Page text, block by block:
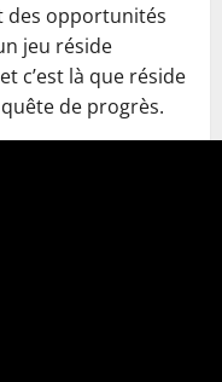
opportunités
jeu réside
c’est là que réside
de progrès.